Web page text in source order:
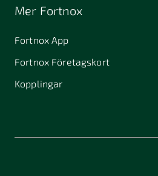
Mer Fortnox
Fortnox App
Fortnox Företagskort
Kopplingar